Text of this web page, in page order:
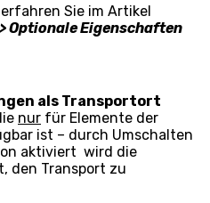
des Elements
an, unter dem das
automatisch gemäß den
erstellt
eine Beschreibung des
derListe der Elemente
in Datensätzen der
Dienste